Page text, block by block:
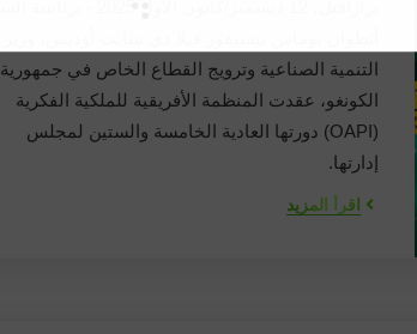
التنمية الصناعية وترويج القطاع الخاص في جمهورية
الكونغو، عقدت المنظمة الأفريقية للملكية الفكرية
(OAPI) دورتها العادية الخامسة والستين لمجلس
إدارتها.
اقرأ المزيد